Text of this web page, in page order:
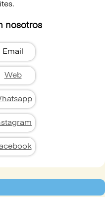
nosotros
Email
Web